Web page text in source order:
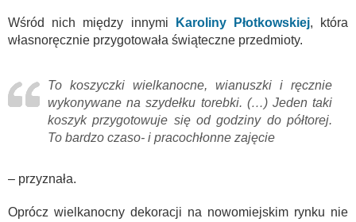
Wśród nich między innymi Karoliny Płotkowskiej, która
własnoręcznie przygotowała świąteczne przedmioty.
To koszyczki wielkanocne, wianuszki i ręcznie
wykonywane na szydełku torebki. (…) Jeden taki
koszyk przygotowuje się od godziny do półtorej.
To bardzo czaso- i pracochłonne zajęcie
– przyznała.
Oprócz wielkanocny dekoracji na nowomiejskim rynku nie